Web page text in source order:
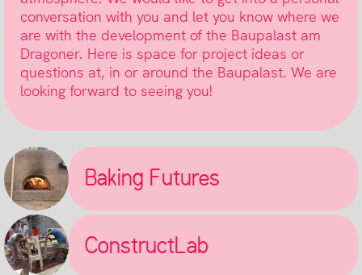
conversation with you and let you know where we
are with the development of the Baupalast am
Dragoner. Here is space for project ideas or
questions at, in or around the Baupalast. We are
looking forward to seeing you!
Baking Futures
ConstructLab